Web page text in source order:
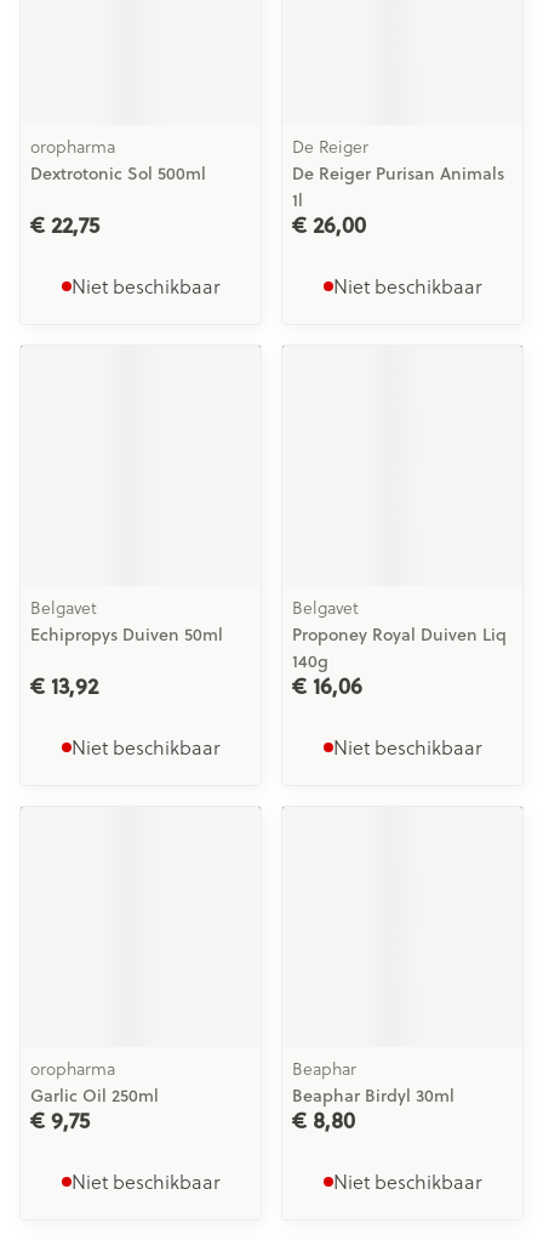
oropharma
Dextrotonic Sol 500ml
€ 22,75
Niet beschikbaar
De Reiger
De Reiger Purisan Animals
1l
€ 26,00
Niet beschikbaar
Belgavet
Echipropys Duiven 50ml
€ 13,92
Niet beschikbaar
Belgavet
Proponey Royal Duiven Liq
140g
€ 16,06
Niet beschikbaar
oropharma
Garlic Oil 250ml
€ 9,75
Niet beschikbaar
Beaphar
Beaphar Birdyl 30ml
€ 8,80
Niet beschikbaar